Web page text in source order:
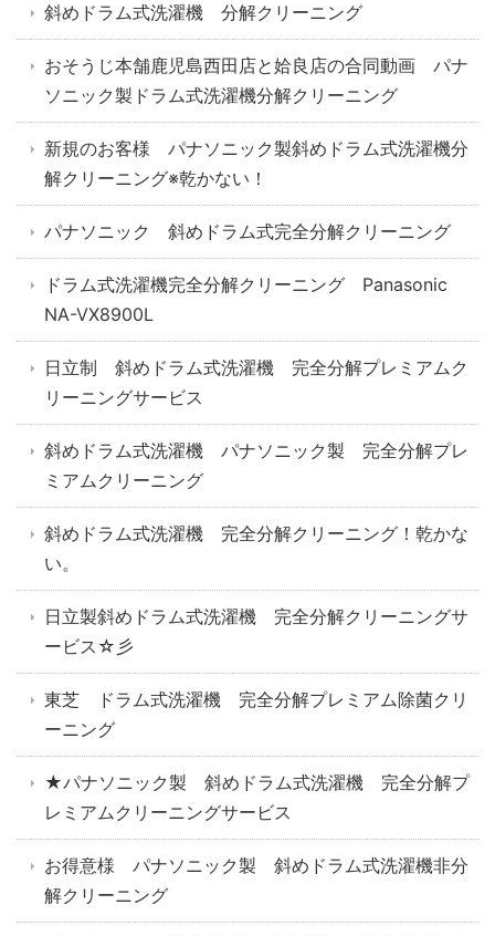
斜めドラム式洗濯機 分解クリーニング
おそうじ本舗鹿児島西田店と姶良店の合同動画 パナ
ソニック製ドラム式洗濯機分解クリーニング
新規のお客様 パナソニック製斜めドラム式洗濯機分
解クリーニング※乾かない！
パナソニック 斜めドラム式完全分解クリーニング
ドラム式洗濯機完全分解クリーニング Panasonic
NA-VX8900L
日立制 斜めドラム式洗濯機 完全分解プレミアムク
リーニングサービス
斜めドラム式洗濯機 パナソニック製 完全分解プレ
ミアムクリーニング
斜めドラム式洗濯機 完全分解クリーニング！乾かな
い。
日立製斜めドラム式洗濯機 完全分解クリーニングサ
ービス☆彡
東芝 ドラム式洗濯機 完全分解プレミアム除菌クリ
ーニング
★パナソニック製 斜めドラム式洗濯機 完全分解プ
レミアムクリーニングサービス
お得意様 パナソニック製 斜めドラム式洗濯機非分
解クリーニング